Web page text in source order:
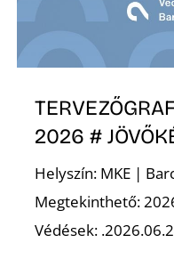
2026 #
Helyszín: MKE |
Megtekinthető:
Védések: